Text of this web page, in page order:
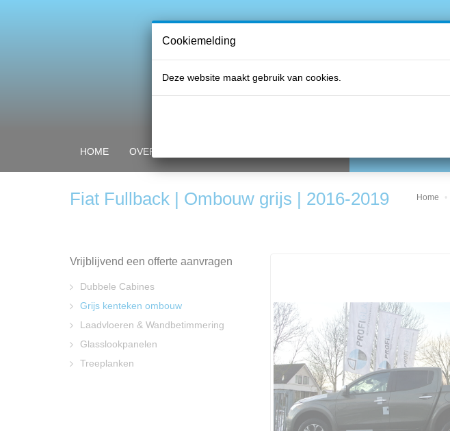
HOME OVER PROFI GLASS
Home
Fiat Fullback | Ombouw grijs | 2016-2019
Vrijblijvend een offerte aanvragen
Dubbele Cabines
Grijs kenteken ombouw
Laadvloeren & Wandbetimmering
Glasslookpanelen
Treeplanken
Cookiemelding
Deze website maakt gebruik van cookies.